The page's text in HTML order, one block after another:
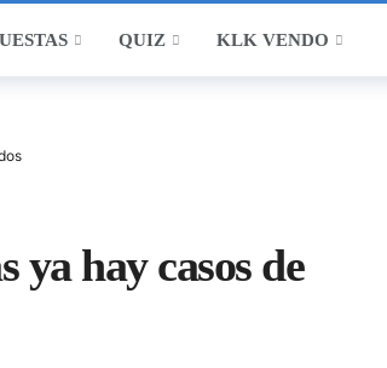
QUIZ KLK VENDO
ya hay casos de